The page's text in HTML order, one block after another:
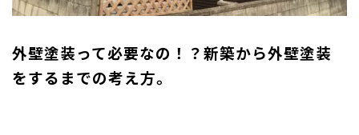
外壁塗装って必要なの！？新築から外壁塗装
をするまでの考え方。